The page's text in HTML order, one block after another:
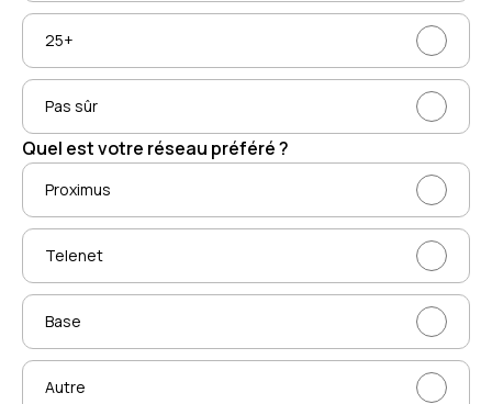
25+
Pas sûr
Quel est votre réseau préféré ?
Proximus
Telenet
Base
Autre